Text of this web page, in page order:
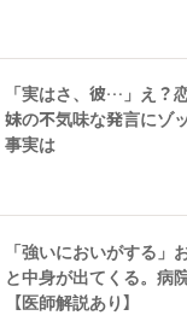
「実はさ、彼…」え？
妹の不気味な発言にゾ
事実は
「強いにおいがする」
と中身が出てくる。病
【医師解説あり】